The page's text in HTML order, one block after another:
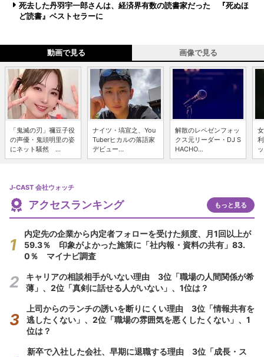
死去した丹羽宇一郎さんは、経済界有数の読書家だった 『死ぬほ
ど読書』ベストセラーに
動画で見る 画像で見る
「鬼滅の刃」禰豆子役
の声優・鬼頭明里の姿
にネット騒然 ...
ナイツ・塙宣之、You
Tuberヒカルの落語家
デビュー...
解散のレペゼンフォッ
クス元リーダー・DJ S
HACHO...
J-CAST 会社ウォッチ
アクセスランキング もっと見る
内定先の企業から内定者フォローを受けた頻度、月1回以上が
59.3％ 印象がよかった施策に「社内報・資料の共有」83.
0％ マイナビ調査
キャリアの相談相手がいない理由 3位「職場の人間関係が希
薄」、2位「真剣に話せる人がいない」、1位は？
上司からのランチの誘いを断りにくい理由 3位「情報共有を
逃したくない」、2位「職場の雰囲気を悪くしたくない」、1
位は？
新卒で入社した会社、早期に退職する理由 3位「成長・ス